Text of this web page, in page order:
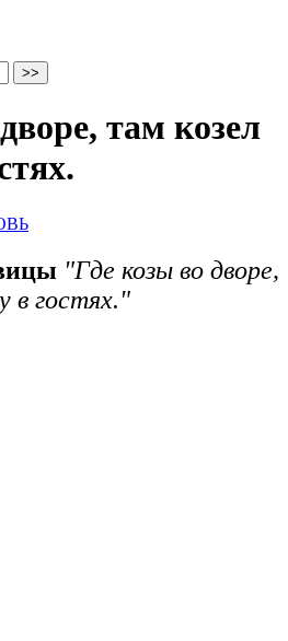
там козел
"Где козы во дворе,
в гостях."